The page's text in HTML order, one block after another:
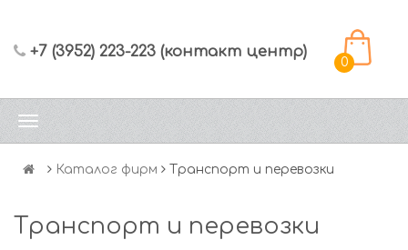
+7 (3952) 223-223 (контакт центр)
0
Каталог фирм Транспорт и перевозки
Транспорт и перевозки